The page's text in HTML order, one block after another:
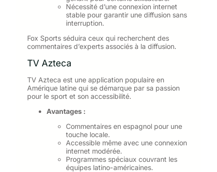
Nécessité d’une connexion internet
stable pour garantir une diffusion sans
interruption.
Fox Sports séduira ceux qui recherchent des
commentaires d’experts associés à la diffusion.
TV Azteca
TV Azteca est une application populaire en
Amérique latine qui se démarque par sa passion
pour le sport et son accessibilité.
Avantages :
Commentaires en espagnol pour une
touche locale.
Accessible même avec une connexion
internet modérée.
Programmes spéciaux couvrant les
équipes latino-américaines.